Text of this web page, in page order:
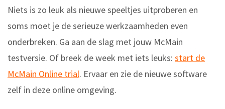
Niets is zo leuk als nieuwe speeltjes uitproberen en
soms moet je de serieuze werkzaamheden even
onderbreken. Ga aan de slag met jouw McMain
testversie. Of breek de week met iets leuks: start de
McMain Online trial. Ervaar en zie de nieuwe software
zelf in deze online omgeving.